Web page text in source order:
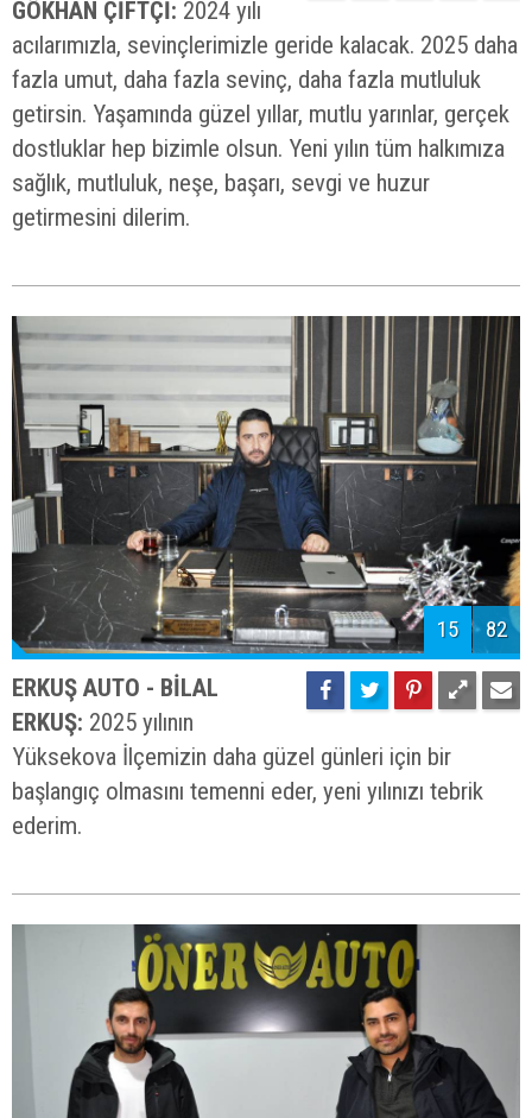
GÖKHAN ÇİFTÇİ: 2024 yılı
acılarımızla, sevinçlerimizle geride kalacak. 2025 daha
fazla umut, daha fazla sevinç, daha fazla mutluluk
getirsin. Yaşamında güzel yıllar, mutlu yarınlar, gerçek
dostluklar hep bizimle olsun. Yeni yılın tüm halkımıza
sağlık, mutluluk, neşe, başarı, sevgi ve huzur
getirmesini dilerim.
15 82
ERKUŞ AUTO - BİLAL
ERKUŞ: 2025 yılının
Yüksekova İlçemizin daha güzel günleri için bir
başlangıç olmasını temenni eder, yeni yılınızı tebrik
ederim.